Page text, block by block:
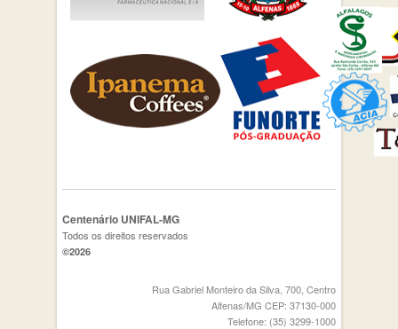
Centenário UNIFAL-MG
Todos os direitos reservados
©2026
Rua Gabriel Monteiro da Silva, 700, Centro
Alfenas/MG CEP: 37130-000
Telefone: (35) 3299-1000